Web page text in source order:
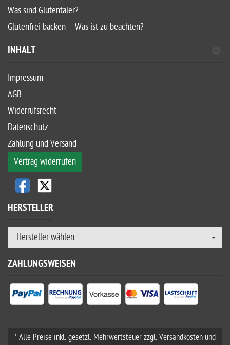
Was sind Glutentaler?
Glutenfrei backen – Was ist zu beachten?
INHALT
Impressum
AGB
Widerrufsrecht
Datenschutz
Zahlung und Versand
Vertrag widerrufen
HERSTELLER
Hersteller wählen
ZAHLUNGSWEISEN
* Alle Preise inkl. gesetzl. Mehrwertsteuer zzgl. Versandkosten und